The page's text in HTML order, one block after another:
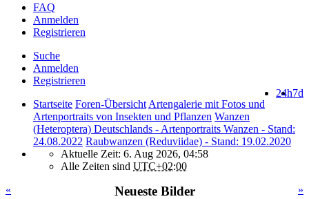
FAQ
Anmelden
Registrieren
Suche
Anmelden
Registrieren
7d
24h
Startseite Foren-Übersicht Artengalerie mit Fotos und
Artenportraits von Insekten und Pflanzen Wanzen
(Heteroptera) Deutschlands - Artenportraits Wanzen - Stand:
24.08.2022 Raubwanzen (Reduviidae) - Stand: 19.02.2020
Aktuelle Zeit: 6. Aug 2026, 04:58
Alle Zeiten sind UTC+02:00
«
»
Neueste Bilder